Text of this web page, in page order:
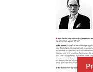
Produktseite
gewählt
werden